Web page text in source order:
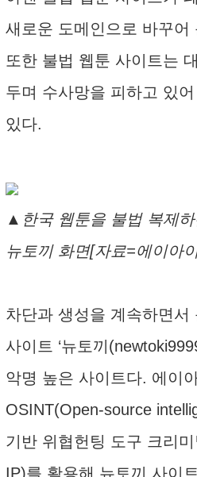
새로운 도메인으로 바꾸어
또한 불법 웹툰 사이트는
두며 수사망을 피하고 있
있다.
▲한국 웹툰을 불법 복제
뉴토끼 화면[자료=에이아
차단과 생성을 계속하면서
사이트 ‘뉴토끼
악명 높은 사이트다. 에이
OSINT(Open-source
기반 위협헌팅 도구 크리
IP)를 활용해 뉴토끼 사이